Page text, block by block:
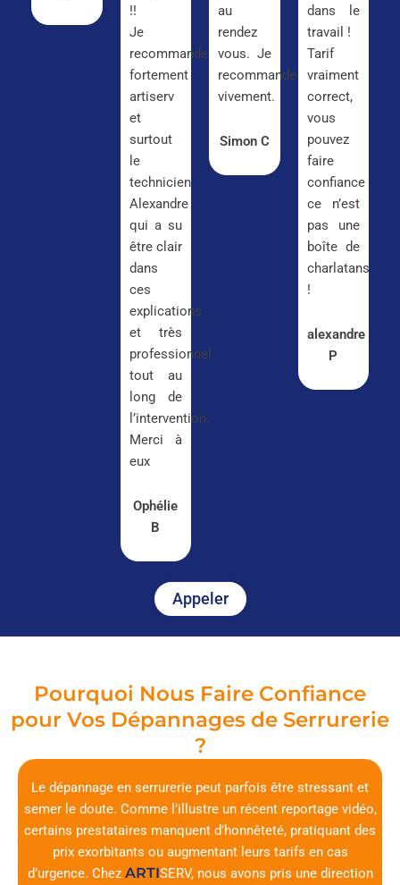
!!
Je
recommande
fortement
artiserv
et
surtout
le
technicien
Alexandre
qui a su
être clair
dans
ces
explications
et très
professionnel
tout au
long de
l’intervention.
Merci à
eux
Ophélie
B
au
rendez
vous. Je
recommande
vivement.
Simon C
dans le
travail !
Tarif
vraiment
correct,
vous
pouvez
faire
confiance
ce n’est
pas une
boîte de
charlatans
!
alexandre
P
Appeler
Pourquoi Nous Faire Confiance
pour Vos Dépannages de Serrurerie
?
Le dépannage en serrurerie peut parfois être stressant et
semer le doute. Comme l’illustre un récent reportage vidéo,
certains prestataires manquent d’honnêteté, pratiquant des
prix exorbitants ou augmentant leurs tarifs en cas
d’urgence. Chez ARTISERV, nous avons pris une direction